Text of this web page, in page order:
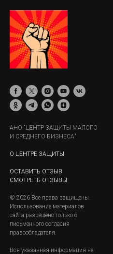
АНО "ЦЕНТР ЗАЩИТЫ МАЛОГО
И СРЕДНЕГО БИЗНЕСА"
О ЦЕНТРЕ ЗАЩИТЫ
ОСТАВИТЬ ОТЗЫВ
СМОТРЕТЬ ОТЗЫВЫ
© 2026 Все права защищены.
Использование материалов
сайта разрешено только с
письменного согласия
правообладателя.
Вся указанная информация не